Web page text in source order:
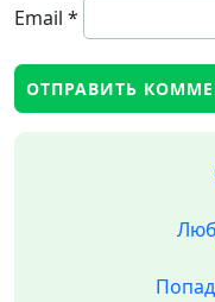
Email *